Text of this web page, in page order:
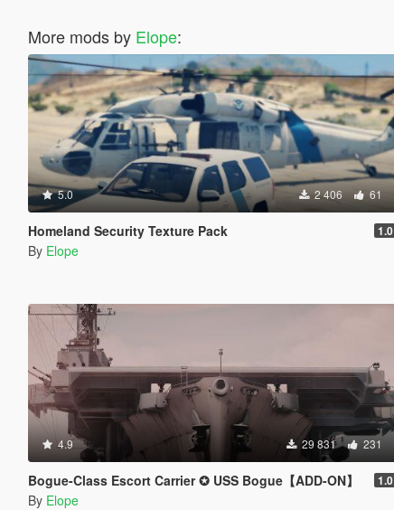
More mods by Elope:
5.0 2 406 61
Homeland Security Texture Pack 1.0
By Elope
4.9 29 831 231
Bogue-Class Escort Carrier ✪ USS Bogue【ADD-ON】 1.0
By Elope